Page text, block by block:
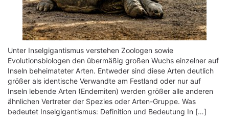
Unter Inselgigantismus verstehen Zoologen sowie
Evolutionsbiologen den übermäßig großen Wuchs einzelner auf
Inseln beheimateter Arten. Entweder sind diese Arten deutlich
größer als identische Verwandte am Festland oder nur auf
Inseln lebende Arten (Endemiten) werden größer alle anderen
ähnlichen Vertreter der Spezies oder Arten-Gruppe. Was
bedeutet Inselgigantismus: Definition und Bedeutung In […]